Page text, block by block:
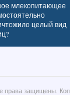
млекопитающее
целый вид
права защищены.